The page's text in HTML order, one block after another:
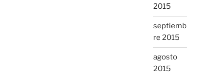
2015
septiemb
re 2015
agosto
2015